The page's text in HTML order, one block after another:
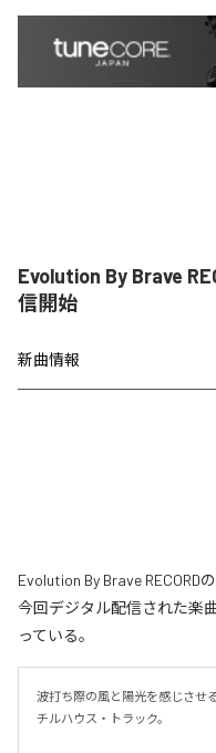
Evolution By Brave
信開始
新曲情報
Evolution By Brave RECORD
今回デジタル配信された楽
っている。
波打ち際の風と陽光を感じさせ
チルハウス・トラック。